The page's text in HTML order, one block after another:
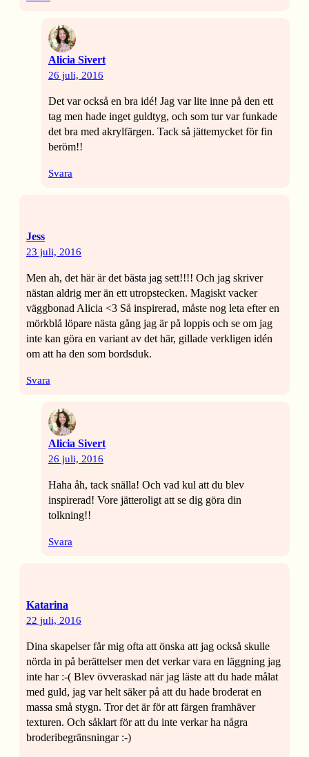
Alicia Sivert
26 juli, 2016
Det var också en bra idé! Jag var lite inne på den ett
tag men hade inget guldtyg, och som tur var funkade
det bra med akrylfärgen. Tack så jättemycket för fin
beröm!!
Svara
Jess
23 juli, 2016
Men ah, det här är det bästa jag sett!!!! Och jag skriver
nästan aldrig mer än ett utropstecken. Magiskt vacker
väggbonad Alicia <3 Så inspirerad, måste nog leta efter en
mörkblå löpare nästa gång jag är på loppis och se om jag
inte kan göra en variant av det här, gillade verkligen idén
om att ha den som bordsduk.
Svara
Alicia Sivert
26 juli, 2016
Haha åh, tack snälla! Och vad kul att du blev
inspirerad! Vore jätteroligt att se dig göra din
tolkning!!
Svara
Katarina
22 juli, 2016
Dina skapelser får mig ofta att önska att jag också skulle
nörda in på berättelser men det verkar vara en läggning jag
inte har :-( Blev övveraskad när jag läste att du hade målat
med guld, jag var helt säker på att du hade broderat en
massa små stygn. Tror det är för att färgen framhäver
texturen. Och såklart för att du inte verkar ha några
broderibegränsningar :-)